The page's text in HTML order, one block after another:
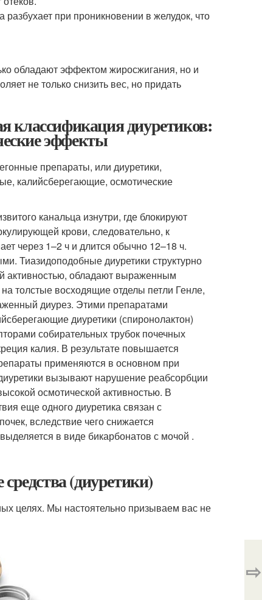
при проникновении в желудок, что
обладают эффектом жиросжигания, но и
не только снизить вес, но придать
классификация диуретиков:
эффекты
препараты, или диуретики,
калийсберегающие, осмотические
канальца изнутри, где блокируют
крови, следовательно, к
через 1–2 ч и длится обычно 12–18 ч.
Тиазидоподобные диуретики структурно
активностью, обладают выраженным
толстые восходящие отделы петли Генле,
диурез. Этими препаратами
диуретики (спиронолактон)
собирательных трубок почечных
калия. В результате повышается
применяются в основном при
вызывают нарушение реабсорбции
осмотической активностью. В
еще одного диуретика связан с
вследствие чего снижается
в виде бикарбонатов с мочой .
(диуретики)
целях. Мы настоятельно призываем вас не
⇨